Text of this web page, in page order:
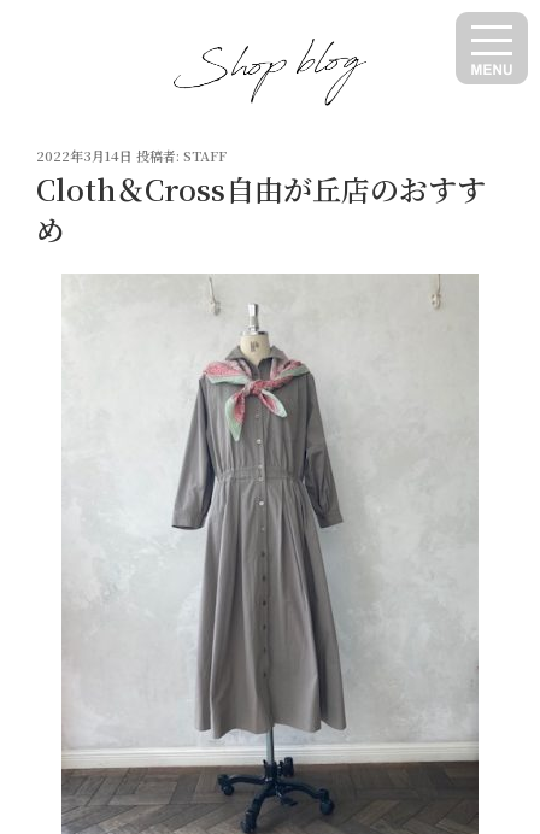
投
稿
日:
2022年3月14日 投稿者: STAFF
Cloth＆Cross自由が丘店のおすす
め